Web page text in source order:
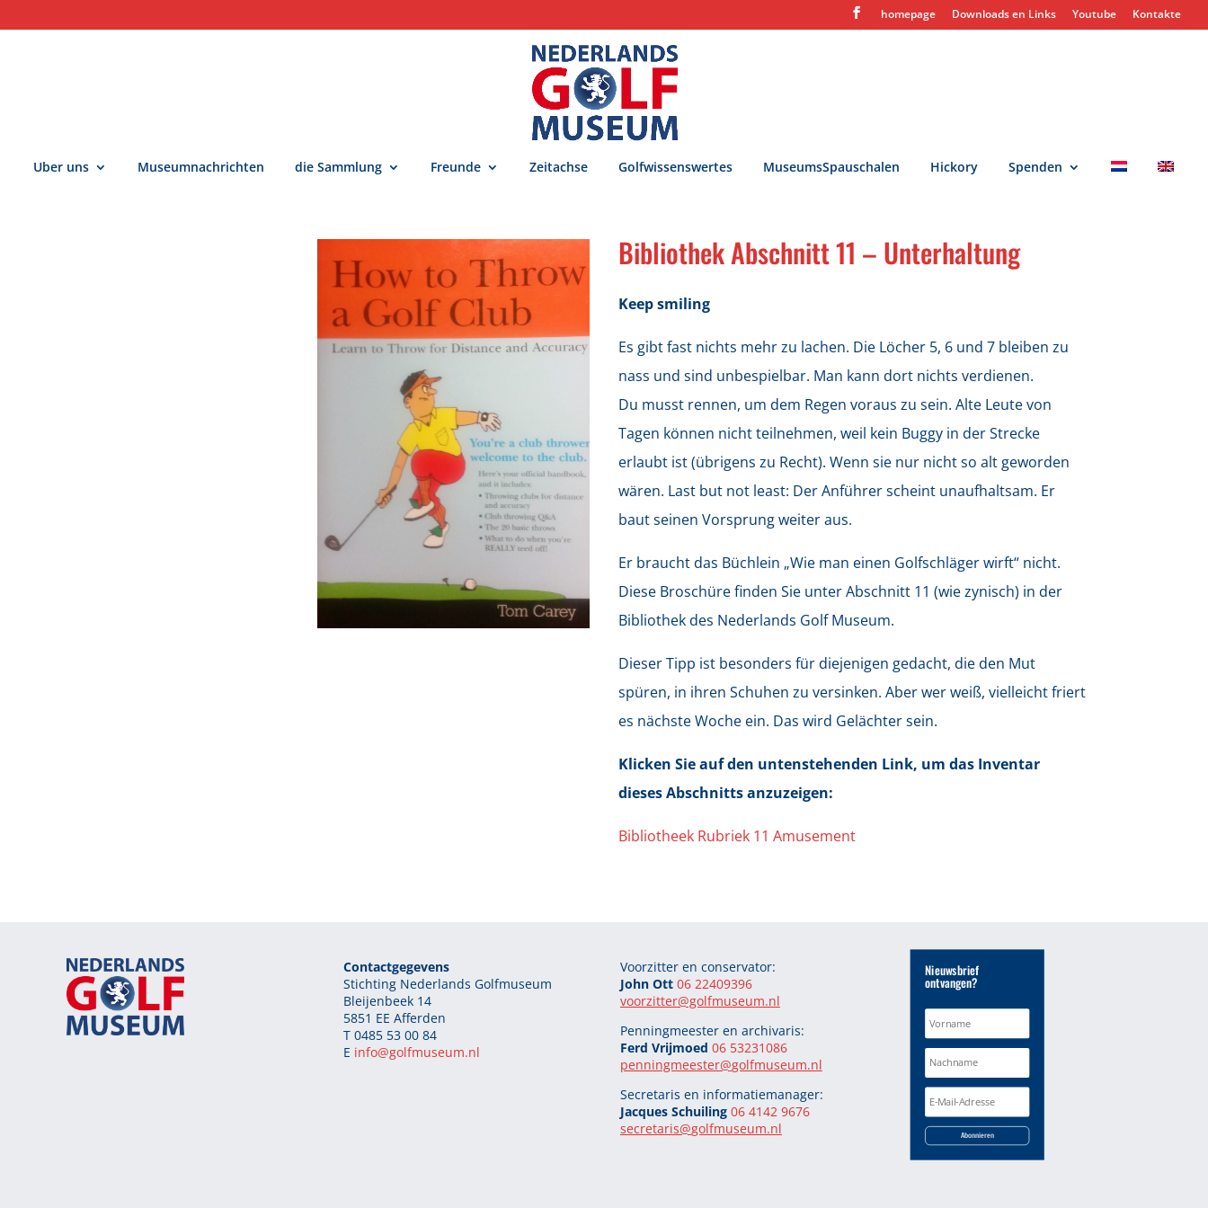
homepage Downloads en Links Youtube Kontakte
Uber uns Museumnachrichten die Sammlung Freunde Zeitachse Golfwissenswertes MuseumsSpauschalen Hickory Spenden
Bibliothek Abschnitt 11 – Unterhaltung
Keep smiling
Es gibt fast nichts mehr zu lachen. Die Löcher 5, 6 und 7 bleiben zu
nass und sind unbespielbar. Man kann dort nichts verdienen.
Du musst rennen, um dem Regen voraus zu sein. Alte Leute von
Tagen können nicht teilnehmen, weil kein Buggy in der Strecke
erlaubt ist (übrigens zu Recht). Wenn sie nur nicht so alt geworden
wären. Last but not least: Der Anführer scheint unaufhaltsam. Er
baut seinen Vorsprung weiter aus.
Er braucht das Büchlein „Wie man einen Golfschläger wirft“ nicht.
Diese Broschüre finden Sie unter Abschnitt 11 (wie zynisch) in der
Bibliothek des Nederlands Golf Museum.
Dieser Tipp ist besonders für diejenigen gedacht, die den Mut
spüren, in ihren Schuhen zu versinken. Aber wer weiß, vielleicht friert
es nächste Woche ein. Das wird Gelächter sein.
Klicken Sie auf den untenstehenden Link, um das Inventar
dieses Abschnitts anzuzeigen:
Bibliotheek Rubriek 11 Amusement
Contactgegevens
Stichting Nederlands Golfmuseum
Bleijenbeek 14
5851 EE Afferden
T 0485 53 00 84
E info@golfmuseum.nl
Voorzitter en conservator:
John Ott 06 22409396
voorzitter@golfmuseum.nl
Penningmeester en archivaris:
Ferd Vrijmoed 06 53231086
penningmeester@golfmuseum.nl
Secretaris en informatiemanager:
Jacques Schuiling 06 4142 9676
secretaris@golfmuseum.nl
Nieuwsbrief
ontvangen?
Abonnieren